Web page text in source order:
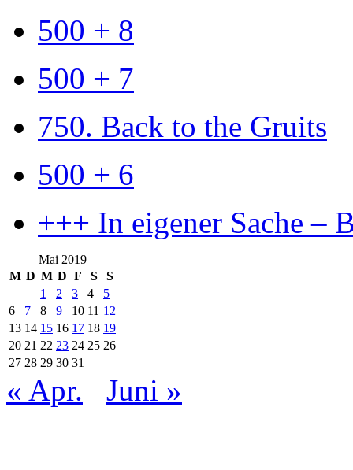
500 + 8
500 + 7
750. Back to the Gruits
500 + 6
+++ In eigener Sache –
Mai 2019
M D M D F S
S
1
2 3 4
5
6
7 8 9 10 11 12
13 14 15 16 17 18 19
20 21 22 23 24 25 26
27 28 29 30 31
« Apr. Juni »